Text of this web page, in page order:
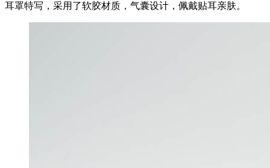
耳罩特写，采用了软胶材质，气囊设计，佩戴贴耳亲肤。